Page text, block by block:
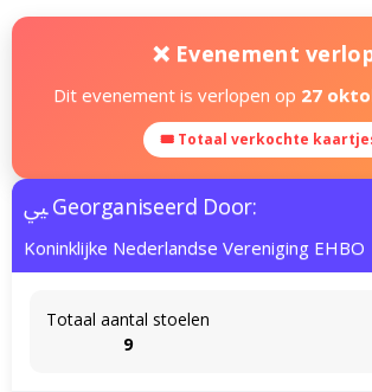
❌ Evenement
Dit evenement is verlopen op 27
🎟 Totaal verkochte
Georganiseerd Door:
Koninklijke Nederlandse Vereniging EHBO
Totaal aantal stoelen
9